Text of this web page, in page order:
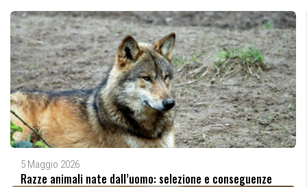
5 Maggio 2026
Razze animali nate dall’uomo: selezione e conseguenze